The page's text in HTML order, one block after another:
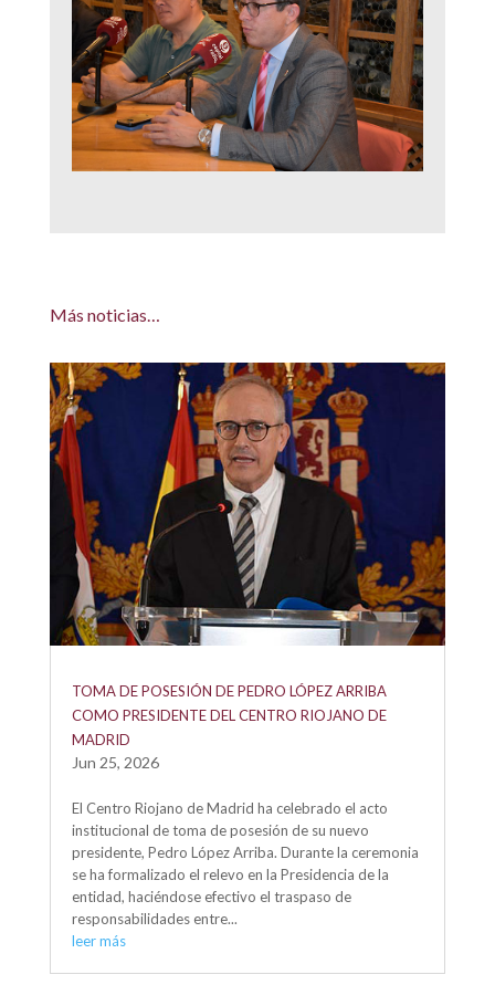
Más noticias…
TOMA DE POSESIÓN DE PEDRO LÓPEZ ARRIBA
COMO PRESIDENTE DEL CENTRO RIOJANO DE
MADRID
Jun 25, 2026
El Centro Riojano de Madrid ha celebrado el acto
institucional de toma de posesión de su nuevo
presidente, Pedro López Arriba. Durante la ceremonia
se ha formalizado el relevo en la Presidencia de la
entidad, haciéndose efectivo el traspaso de
responsabilidades entre...
leer más